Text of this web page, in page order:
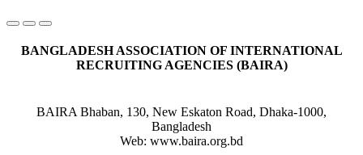
BANGLADESH ASSOCIATION OF INTERNATIONAL
RECRUITING AGENCIES (BAIRA)
BAIRA Bhaban, 130, New Eskaton Road, Dhaka-1000,
Bangladesh
Web: www.baira.org.bd